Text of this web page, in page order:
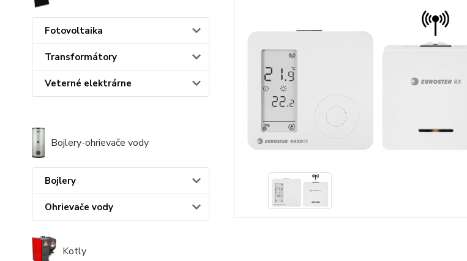
Fotovoltaika
Transformátory
Veterné elektrárne
Bojlery-ohrievače vody
Bojlery
Ohrievače vody
Kotly